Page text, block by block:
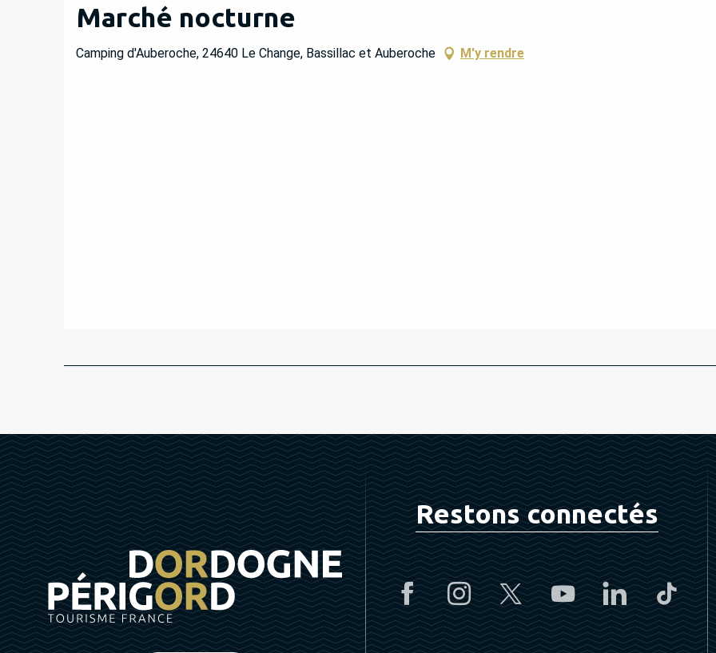
Marché nocturne
Camping d'Auberoche, 24640 Le Change, Bassillac et Auberoche M'y rendre
Restons connectés